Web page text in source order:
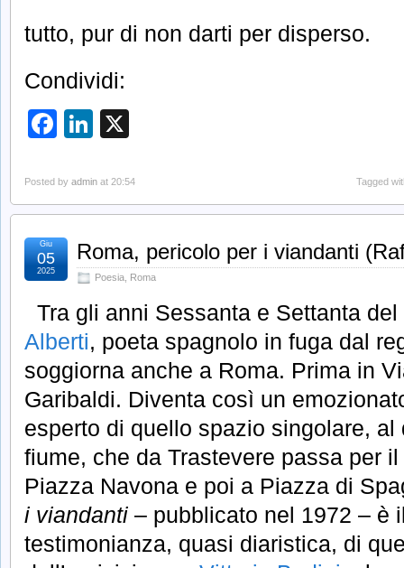
tutto, pur di non darti per disperso.
Condividi:
Facebook
LinkedIn
Posted by admin at 20:54 Tagged
Roma, pericolo per i viandanti
Poesia Roma
Giu
05
2025
Tra gli anni Sessanta e Settanta
Alberti, poeta spagnolo in fuga dal
soggiorna anche a Roma. Prima in
Garibaldi. Diventa così un
esperto di quello spazio singolare,
fiume, che da Trastevere passa per
Piazza Navona e poi a Piazza di
i viandanti – pubblicato nel 1972 – è
testimonianza, quasi diaristica, di